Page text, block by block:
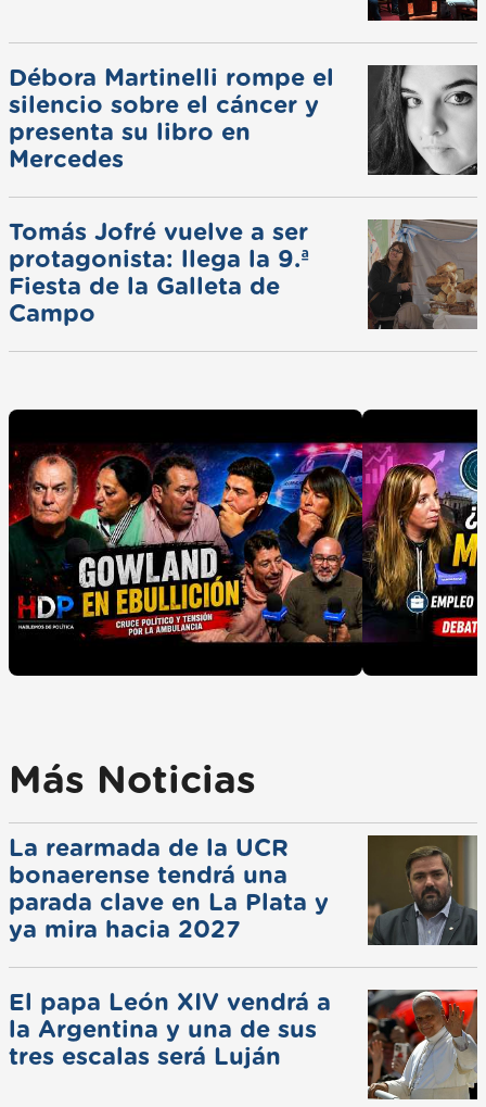
Débora Martinelli rompe el
silencio sobre el cáncer y
presenta su libro en
Mercedes
Tomás Jofré vuelve a ser
protagonista: llega la 9.ª
Fiesta de la Galleta de
Campo
Más Noticias
La rearmada de la UCR
bonaerense tendrá una
parada clave en La Plata y
ya mira hacia 2027
El papa León XIV vendrá a
la Argentina y una de sus
tres escalas será Luján